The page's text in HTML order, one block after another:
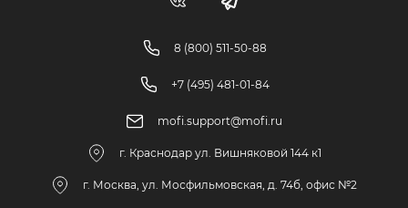
8 (800) 511-50-88
+7 (495) 481-01-84
mofi.support@mofi.ru
г. Краснодар ул. Вишняковой 144 к1
г. Москва, ул. Мосфильмовская, д. 74б, офис №2